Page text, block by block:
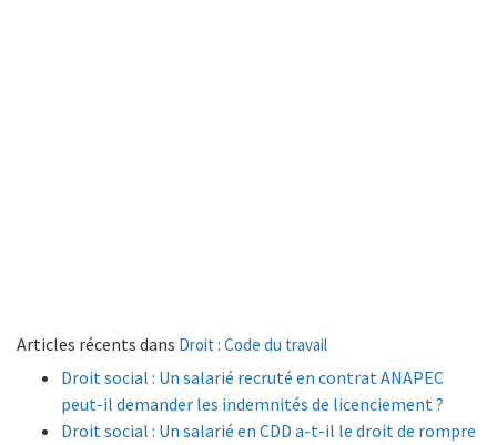
Articles récents dans Droit : Code du travail
Droit social : Un salarié recruté en contrat ANAPEC
peut-il demander les indemnités de licenciement ?
Droit social : Un salarié en CDD a-t-il le droit de rompre